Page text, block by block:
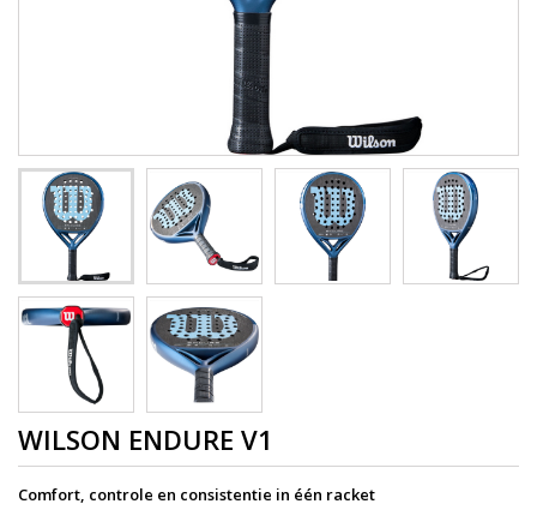
WILSON ENDURE V1
Comfort, controle en consistentie in één racket